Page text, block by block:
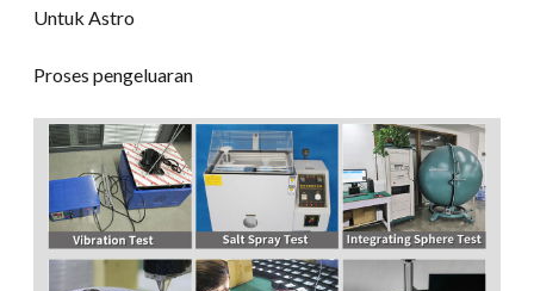
Untuk Astro
Proses pengeluaran